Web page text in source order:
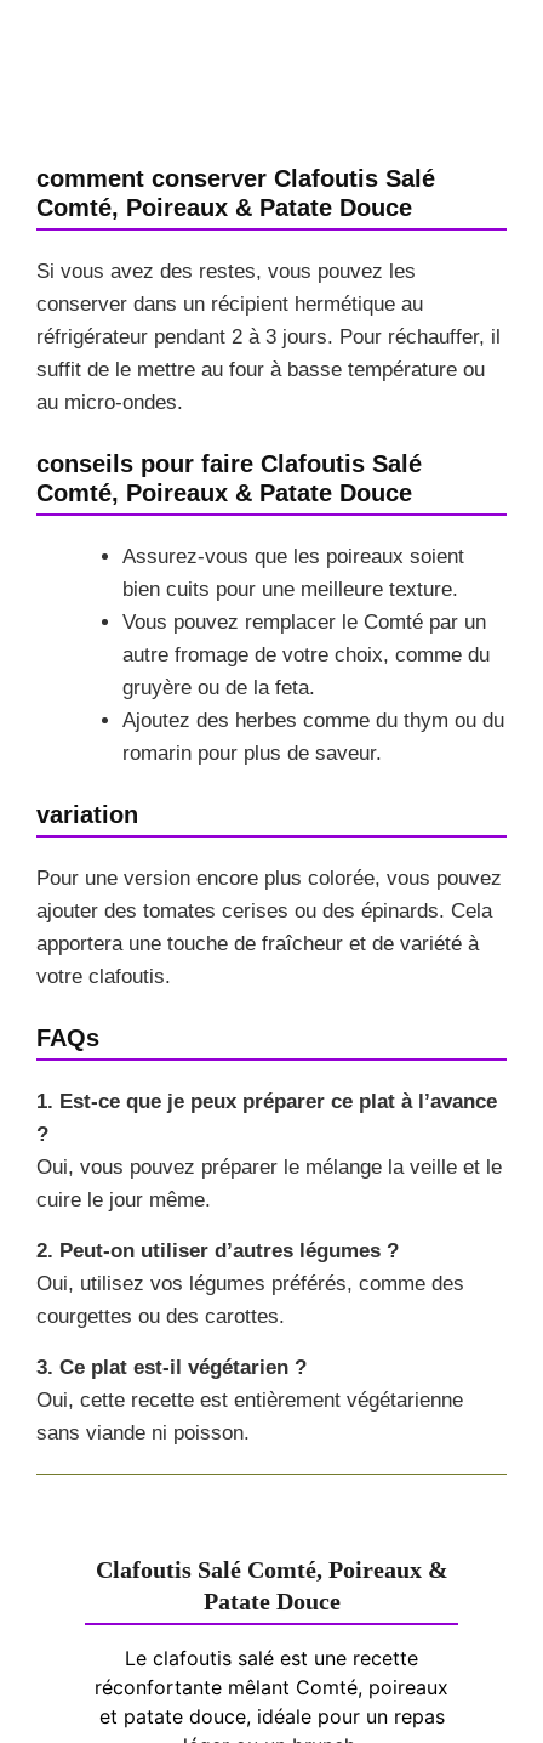
comment conserver Clafoutis Salé
Comté, Poireaux & Patate Douce
Si vous avez des restes, vous pouvez les
conserver dans un récipient hermétique au
réfrigérateur pendant 2 à 3 jours. Pour réchauffer, il
suffit de le mettre au four à basse température ou
au micro-ondes.
conseils pour faire Clafoutis Salé
Comté, Poireaux & Patate Douce
Assurez-vous que les poireaux soient
bien cuits pour une meilleure texture.
Vous pouvez remplacer le Comté par un
autre fromage de votre choix, comme du
gruyère ou de la feta.
Ajoutez des herbes comme du thym ou du
romarin pour plus de saveur.
variation
Pour une version encore plus colorée, vous pouvez
ajouter des tomates cerises ou des épinards. Cela
apportera une touche de fraîcheur et de variété à
votre clafoutis.
FAQs
1. Est-ce que je peux préparer ce plat à l’avance
?
Oui, vous pouvez préparer le mélange la veille et le
cuire le jour même.
2. Peut-on utiliser d’autres légumes ?
Oui, utilisez vos légumes préférés, comme des
courgettes ou des carottes.
3. Ce plat est-il végétarien ?
Oui, cette recette est entièrement végétarienne
sans viande ni poisson.
Clafoutis Salé Comté, Poireaux &
Patate Douce
Le clafoutis salé est une recette
réconfortante mêlant Comté, poireaux
et patate douce, idéale pour un repas